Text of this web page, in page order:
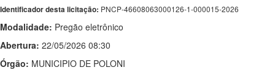
Identificador desta licitação: PNCP-46608063000126-1-000015-2026
Modalidade: Pregão eletrônico
Abertura: 22/05/2026 08:30
Órgão: MUNICIPIO DE POLONI